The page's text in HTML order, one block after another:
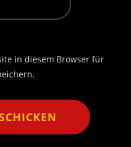
in diesem Browser für